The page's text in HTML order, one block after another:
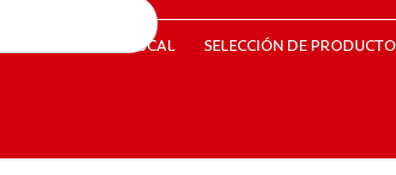
DE SALUD BUCAL
DE SALUD BUCAL SELECCIÓN DE